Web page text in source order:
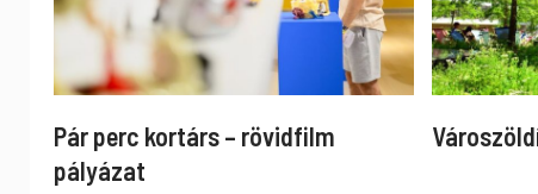
Pár perc kortárs – rövidfilm
pályázat